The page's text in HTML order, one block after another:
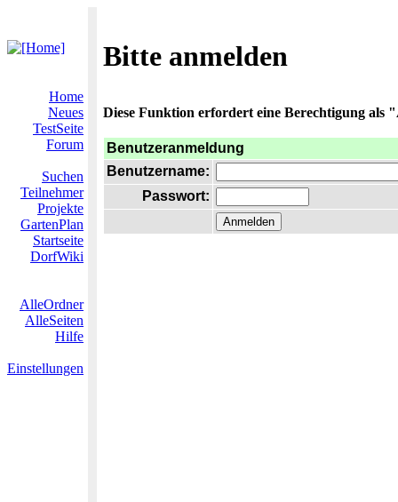
Bitte anmelden
Home
Neues
TestSeite
Forum
Suchen
Teilnehmer
Projekte
GartenPlan
Startseite
DorfWiki
AlleOrdner
AlleSeiten
Hilfe
Einstellungen
Diese Funktion erfordert eine Berechtigung als
Benutzeranmeldung
Benutzername:
Passwort: